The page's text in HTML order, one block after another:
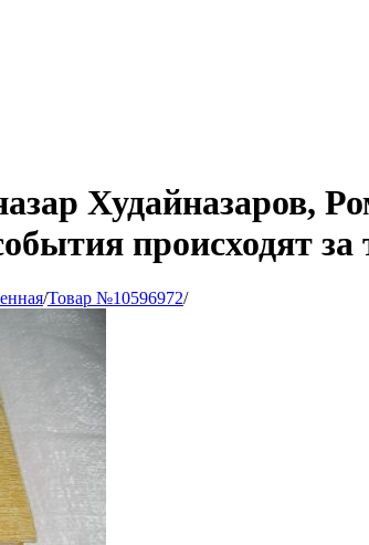
Худайназаров,
происходят
/Товар №10596972/